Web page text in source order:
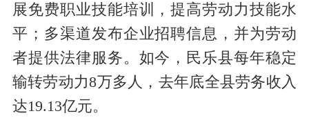
展免费职业技能培训，提高劳动力技能水
平；多渠道发布企业招聘信息，并为劳动
者提供法律服务。如今，民乐县每年稳定
输转劳动力8万多人，去年底全县劳务收入
达19.13亿元。